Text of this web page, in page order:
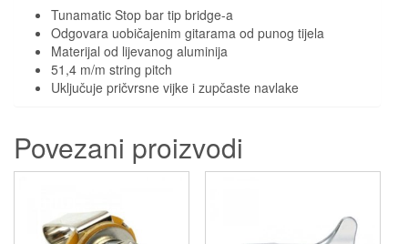
Tunamatic Stop bar tip bridge-a
Odgovara uobičajenim gitarama od punog tijela
Materijal od lijevanog aluminija
51,4 m/m string pitch
Uključuje pričvrsne vijke i zupčaste navlake
Povezani proizvodi